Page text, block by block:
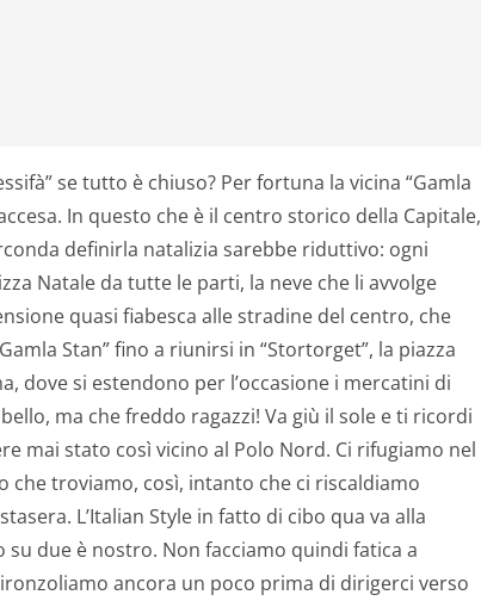
se tutto è chiuso? Per fortuna la vicina “Gamla
In questo che è il centro storico della Capitale,
definirla natalizia sarebbe riduttivo: ogni
Natale da tutte le parti, la neve che li avvolge
quasi fiabesca alle stradine del centro, che
Stan” fino a riunirsi in “Stortorget”, la piazza
dove si estendono per l’occasione i mercatini di
ma che freddo ragazzi! Va giù il sole e ti ricordi
mai stato così vicino al Polo Nord. Ci rifugiamo nel
che troviamo, così, intanto che ci riscaldiamo
L’Italian Style in fatto di cibo qua va alla
due è nostro. Non facciamo quindi fatica a
ancora un poco prima di dirigerci verso